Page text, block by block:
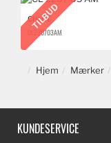
TILBUD
CHLOÉ
CL 2207 03 AM
Hjem Mærker
KUNDESERVICE